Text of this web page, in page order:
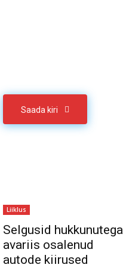
Saada kiri
Liiklus
Selgusid hukkunutega
avariis osalenud
autode kiirused